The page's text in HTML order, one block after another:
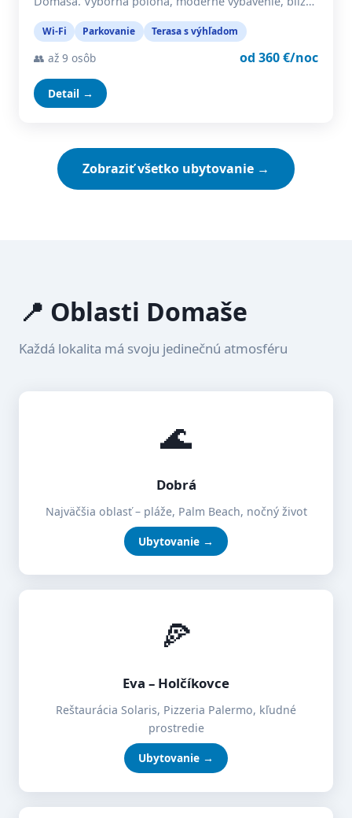
Wi-Fi Parkovanie Terasa s výhľadom
👥 až 9 osôb od 360 €/noc
Detail →
Zobraziť všetko ubytovanie →
📍 Oblasti Domaše
Každá lokalita má svoju jedinečnú atmosféru
🌊
Dobrá
Najväčšia oblasť – pláže, Palm Beach, nočný život
Ubytovanie →
🍕
Eva – Holčíkovce
Reštaurácia Solaris, Pizzeria Palermo, kľudné
prostredie
Ubytovanie →